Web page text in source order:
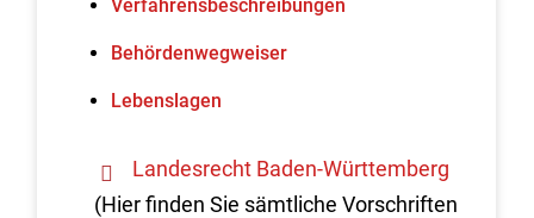
Verfahrens­beschreibungen
Behördenwegweiser
Lebenslagen
Landesrecht Baden-Württemberg
(Hier finden Sie sämtliche Vorschriften